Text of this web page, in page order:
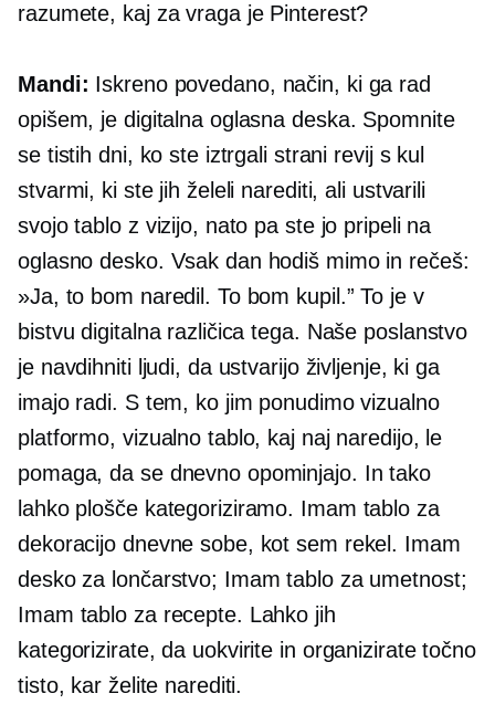
razumete, kaj za vraga je Pinterest?
Mandi: Iskreno povedano, način, ki ga rad
opišem, je digitalna oglasna deska. Spomnite
se tistih dni, ko ste iztrgali strani revij s kul
stvarmi, ki ste jih želeli narediti, ali ustvarili
svojo tablo z vizijo, nato pa ste jo pripeli na
oglasno desko. Vsak dan hodiš mimo in rečeš:
»Ja, to bom naredil. To bom kupil.” To je v
bistvu digitalna različica tega. Naše poslanstvo
je navdihniti ljudi, da ustvarijo življenje, ki ga
imajo radi. S tem, ko jim ponudimo vizualno
platformo, vizualno tablo, kaj naj naredijo, le
pomaga, da se dnevno opominjajo. In tako
lahko plošče kategoriziramo. Imam tablo za
dekoracijo dnevne sobe, kot sem rekel. Imam
desko za lončarstvo; Imam tablo za umetnost;
Imam tablo za recepte. Lahko jih
kategorizirate, da uokvirite in organizirate točno
tisto, kar želite narediti.